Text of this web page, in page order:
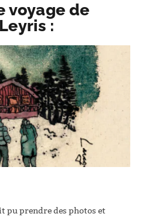
voyage de
:
pu prendre des photos et